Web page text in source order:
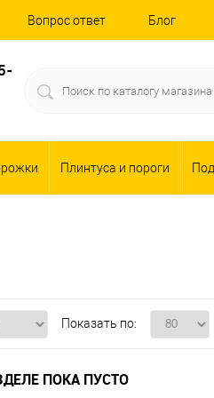
Вопрос ответ Блог
Плинтуса и пороги
Показать по:
ПОКА ПУСТО